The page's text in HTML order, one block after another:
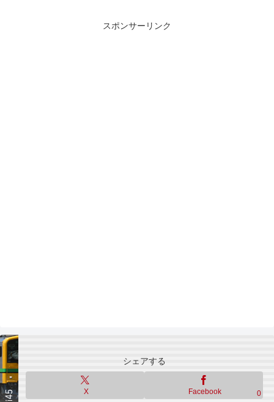
対象には含まれているため、そ...
日比谷線13000系1314...
スポンサーリンク
シェアする
X Facebook 0